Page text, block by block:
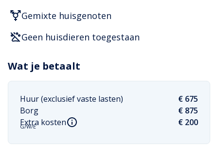
Gemixte huisgenoten
Geen huisdieren toegestaan
Wat je betaalt
Huur (exclusief vaste lasten)
€ 675
Borg
€ 875
Extra kosten
€ 200
G/W/E